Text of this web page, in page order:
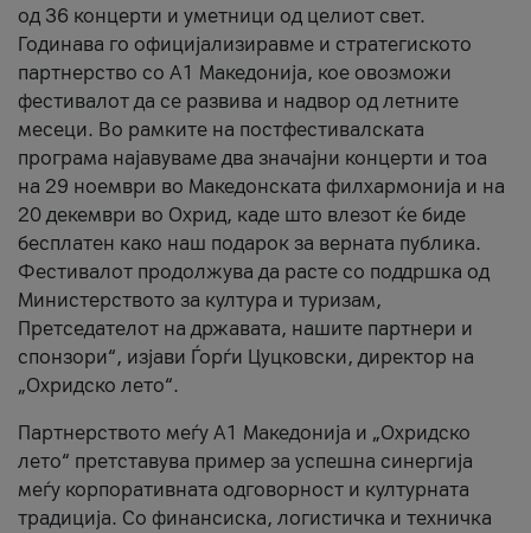
од 36 концерти и уметници од целиот свет.
Годинава го официјализиравме и стратегиското
партнерство со А1 Македонија, кое овозможи
фестивалот да се развива и надвор од летните
месеци. Во рамките на постфестивалската
програма најавуваме два значајни концерти и тоа
на 29 ноември во Македонската филхармонија и на
20 декември во Охрид, каде што влезот ќе биде
бесплатен како наш подарок за верната публика.
Фестивалот продолжува да расте со поддршка од
Министерството за култура и туризам,
Претседателот на државата, нашите партнери и
спонзори“, изјави Ѓорѓи Цуцковски, директор на
„Охридско лето“.
Партнерството меѓу A1 Македонија и „Охридско
лето“ претставува пример за успешна синергија
меѓу корпоративната одговорност и културната
традиција. Со финансиска, логистичка и техничка